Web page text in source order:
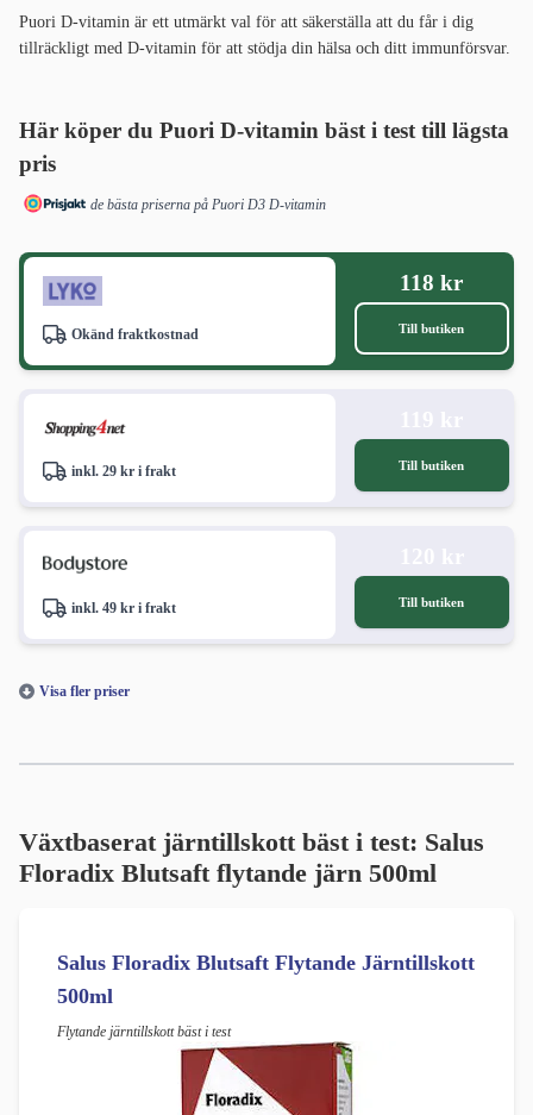
Puori D-vitamin är ett utmärkt val för att säkerställa att du får i dig
tillräckligt med D-vitamin för att stödja din hälsa och ditt immunförsvar.
Här köper du Puori D-vitamin bäst i testtill lägsta
pris
de bästa priserna på Puori D3 D-vitamin
Okänd fraktkostnad
118 kr
Till butiken
inkl. 29 kr i frakt Till butiken
inkl. 49 kr i frakt Till butiken
Visa fler priser
Växtbaserat järntillskott bäst i test: Salus
Floradix Blutsaft flytande järn 500ml
Salus Floradix Blutsaft Flytande Järntillskott
500ml
Flytande järntillskott bäst i test